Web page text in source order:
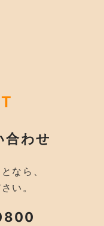
合わせ
なら、
い。